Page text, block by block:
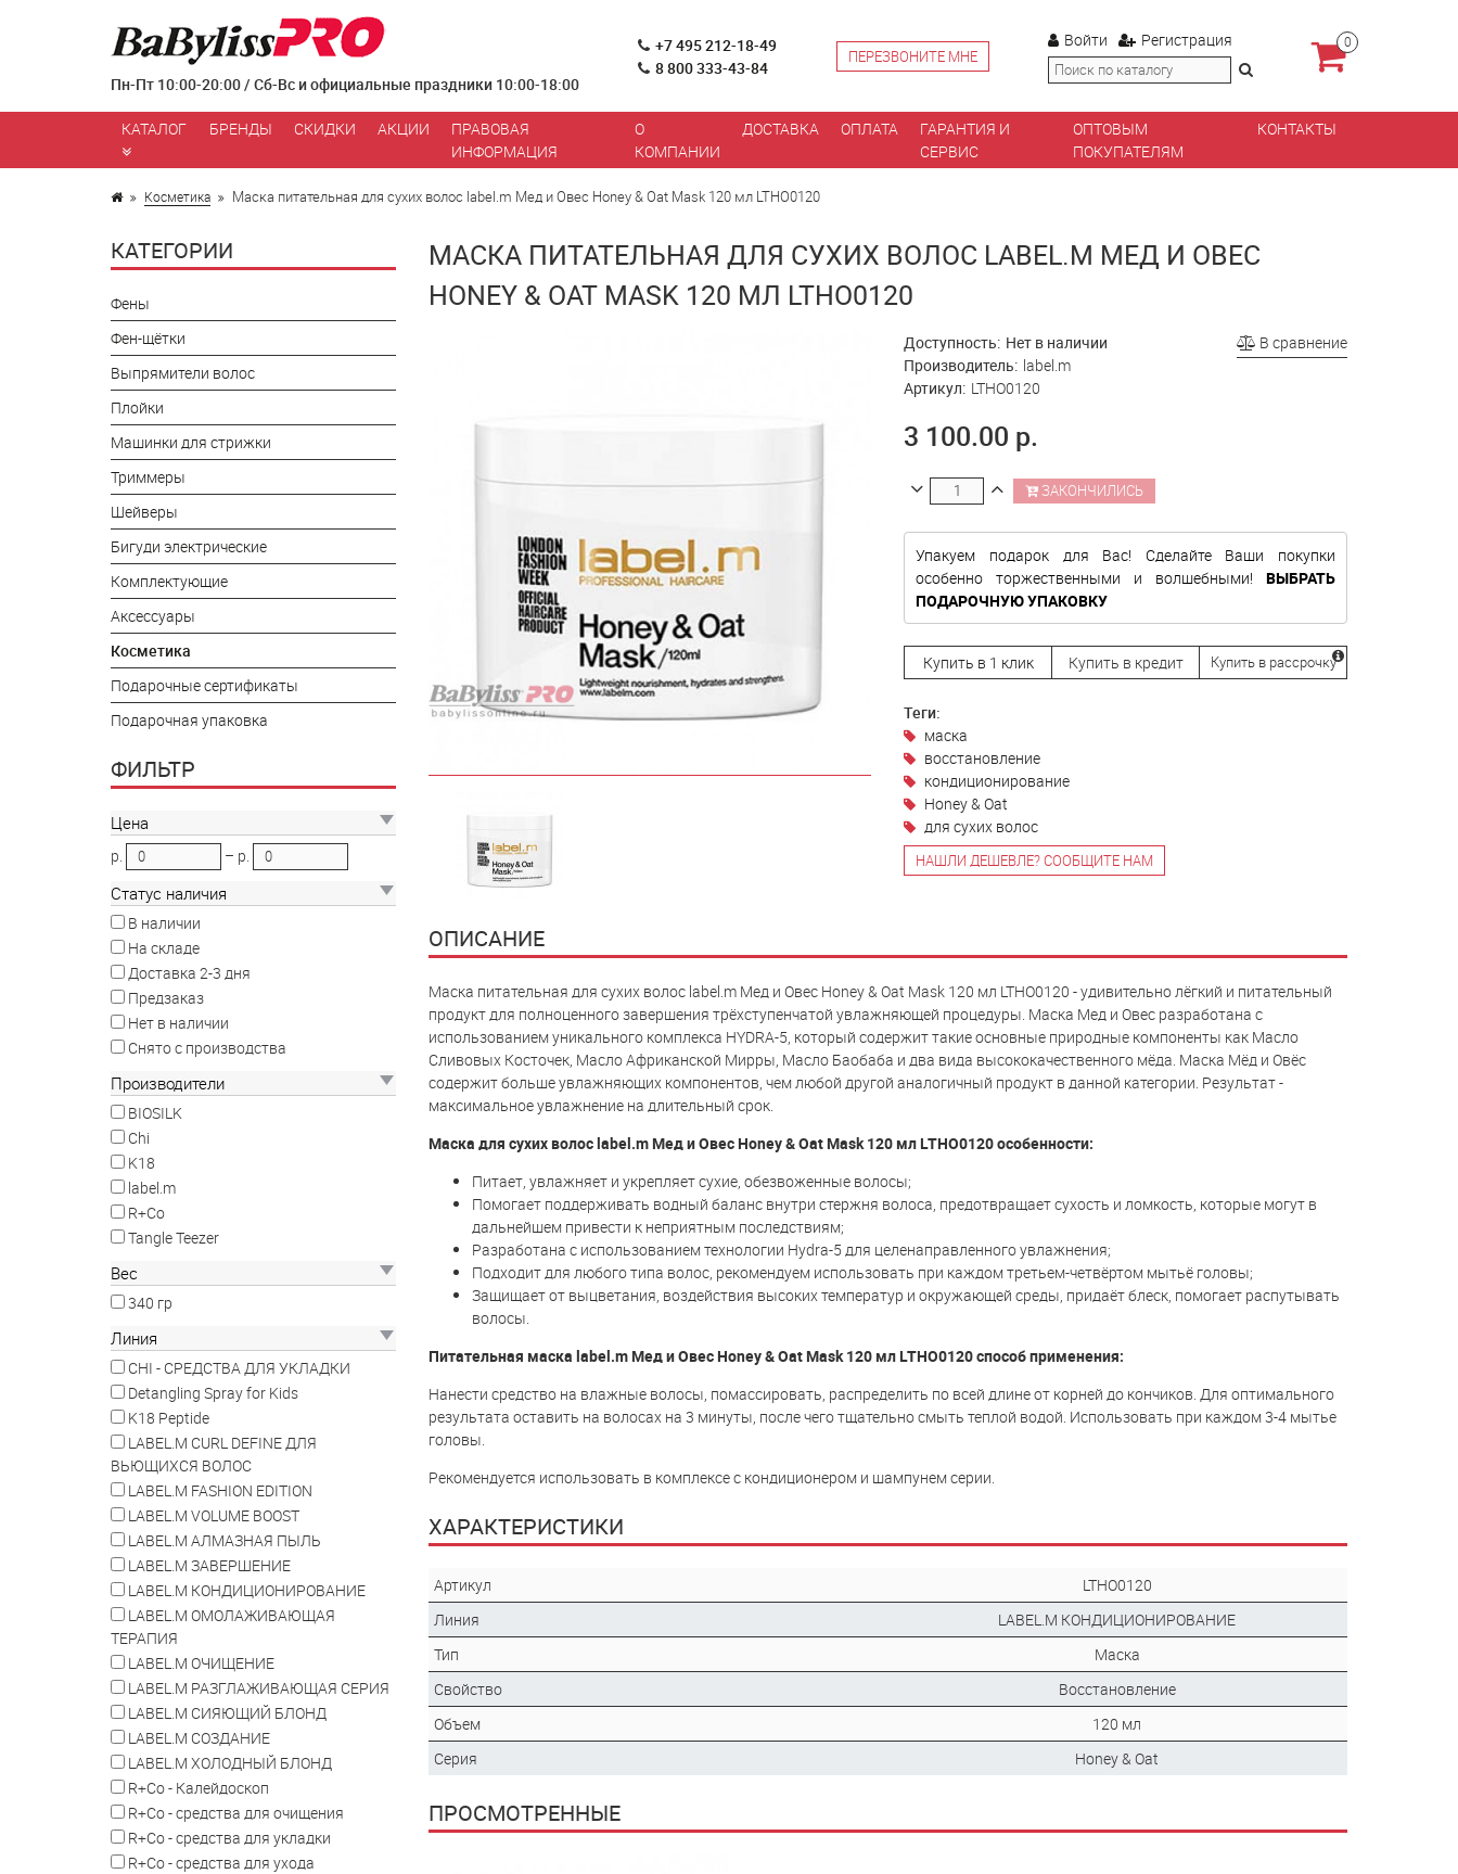
Пн-Пт 10:00-20:00 / Сб-Вс и официальные праздники 10:00-18:00
+7 495 212-18-49
8 800 333-43-84
ПЕРЕЗВОНИТЕ МНЕ
Войти Регистрация 0
КАТАЛОГ БРЕНДЫ СКИДКИ АКЦИИ
ПРАВОВАЯ
ИНФОРМАЦИЯ
О
КОМПАНИИ
ДОСТАВКА ОПЛАТА
ГАРАНТИЯ И
СЕРВИС
ОПТОВЫМ
ПОКУПАТЕЛЯМ
КОНТАКТЫ
Косметика Маска питательная для сухих волос label.m Мед и Овес Honey & Oat Mask 120 мл LTHO0120
КАТЕГОРИИ
Фены
Фен-щётки
Выпрямители волос
Плойки
Машинки для стрижки
Триммеры
Шейверы
Бигуди электрические
Комплектующие
Аксессуары
Косметика
Подарочные сертификаты
Подарочная упаковка
ФИЛЬТР
Цена
р. – р.
Статус наличия
В наличии
На складе
Доставка 2-3 дня
Предзаказ
Нет в наличии
Снято с производства
Производители
BIOSILK
Chi
K18
label.m
R+Co
Tangle Teezer
Вес
340 гр
Линия
CHI - СРЕДСТВА ДЛЯ УКЛАДКИ
Detangling Spray for Kids
K18 Peptide
LABEL.M CURL DEFINE ДЛЯ
ВЬЮЩИХСЯ ВОЛОС
LABEL.M FASHION EDITION
LABEL.M VOLUME BOOST
LABEL.M АЛМАЗНАЯ ПЫЛЬ
LABEL.M ЗАВЕРШЕНИЕ
LABEL.M КОНДИЦИОНИРОВАНИЕ
LABEL.M ОМОЛАЖИВАЮЩАЯ
ТЕРАПИЯ
LABEL.M ОЧИЩЕНИЕ
LABEL.M РАЗГЛАЖИВАЮЩАЯ СЕРИЯ
LABEL.M СИЯЮЩИЙ БЛОНД
LABEL.M СОЗДАНИЕ
LABEL.M ХОЛОДНЫЙ БЛОНД
R+Co - Калейдоскоп
R+Co - средства для очищения
R+Co - средства для укладки
R+Co - средства для ухода
МАСКА ПИТАТЕЛЬНАЯ ДЛЯ СУХИХ ВОЛОС LABEL.M МЕД И ОВЕС
HONEY & OAT MASK 120 МЛ LTHO0120
В сравнение
Доступность: Нет в наличии
Производитель: label.m
Артикул: LTHO0120
3 100.00 р.
ЗАКОНЧИЛИСЬ
Упакуем подарок для Вас! Сделайте Ваши покупки
особенно торжественными и волшебными! ВЫБРАТЬ
ПОДАРОЧНУЮ УПАКОВКУ
Купить в 1 клик Купить в кредит Купить в рассрочку
Теги:
маска
восстановление
кондиционирование
Honey & Oat
для сухих волос
НАШЛИ ДЕШЕВЛЕ? СООБЩИТЕ НАМ
ОПИСАНИЕ
Маска питательная для сухих волос label.m Мед и Овес Honey & Oat Mask 120 мл LTHO0120 - удивительно лёгкий и питательный
продукт для полноценного завершения трёхступенчатой увлажняющей процедуры. Маска Мед и Овес разработана с
использованием уникального комплекса HYDRA-5, который содержит такие основные природные компоненты как Масло
Сливовых Косточек, Масло Африканской Мирры, Масло Баобаба и два вида высококачественного мёда. Маска Мёд и Овёс
содержит больше увлажняющих компонентов, чем любой другой аналогичный продукт в данной категории. Результат -
максимальное увлажнение на длительный срок.
Маска для сухих волос label.m Мед и Овес Honey & Oat Mask 120 мл LTHO0120 особенности:
Питает, увлажняет и укрепляет сухие, обезвоженные волосы;
Помогает поддерживать водный баланс внутри стержня волоса, предотвращает сухость и ломкость, которые могут в
дальнейшем привести к неприятным последствиям;
Разработана с использованием технологии Hydra-5 для целенаправленного увлажнения;
Подходит для любого типа волос, рекомендуем использовать при каждом третьем-четвёртом мытьё головы;
Защищает от выцветания, воздействия высоких температур и окружающей среды, придаёт блеск, помогает распутывать
волосы.
Питательная маска label.m Мед и Овес Honey & Oat Mask 120 мл LTHO0120 способ применения:
Нанести средство на влажные волосы, помассировать, распределить по всей длине от корней до кончиков. Для оптимального
результата оставить на волосах на 3 минуты, после чего тщательно смыть теплой водой. Использовать при каждом 3-4 мытье
головы.
Рекомендуется использовать в комплексе с кондиционером и шампунем серии.
ХАРАКТЕРИСТИКИ
Артикул
LTHO0120
Линия
LABEL.M КОНДИЦИОНИРОВАНИЕ
Тип
Маска
Свойство
Восстановление
Объем
120 мл
Серия
Honey & Oat
ПРОСМОТРЕННЫЕ